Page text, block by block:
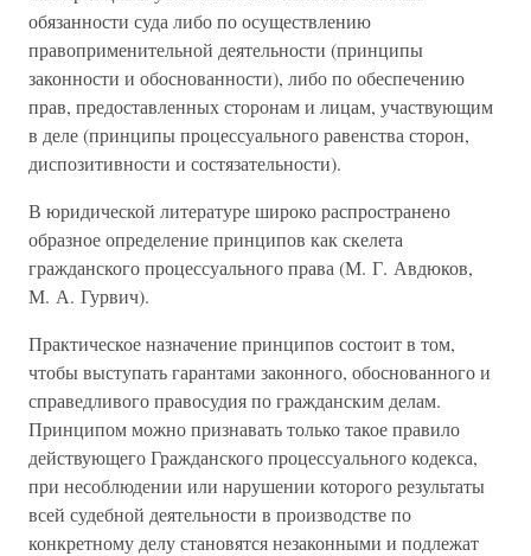
обязанности суда либо по осуществлению
правоприменительной деятельности (принципы
законности и обоснованности), либо по обеспечению
прав, предоставленных сторонам и лицам, участвующим
в деле (принципы процессуального равенства сторон,
диспозитивности и состязательности).
В юридической литературе широко распространено
образное определение принципов как скелета
гражданского процессуального права (М. Г. Авдюков,
М. А. Гурвич).
Практическое назначение принципов состоит в том,
чтобы выступать гарантами законного, обоснованного и
справедливого правосудия по гражданским делам.
Принципом можно признавать только такое правило
действующего Гражданского процессуального кодекса,
при несоблюдении или нарушении которого результаты
всей судебной деятельности в производстве по
конкретному делу становятся незаконными и подлежат